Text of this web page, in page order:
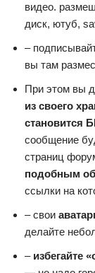
видео.
диск, ютуб,
–
вы там
При этом вы
из своего
сообщение
страниц
подобным
ссылки на
– свои
делайте
– избегайте